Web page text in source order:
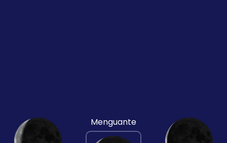
Menguante